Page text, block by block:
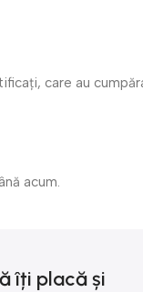
acum.
care au
îți placă și